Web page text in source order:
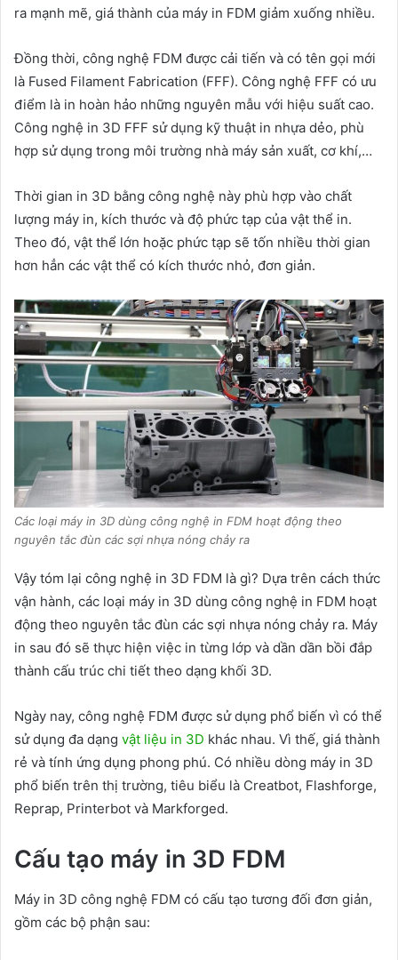
ra mạnh mẽ, giá thành của máy in FDM giảm xuống nhiều.
Đồng thời, công nghệ FDM được cải tiến và có tên gọi mới
là Fused Filament Fabrication (FFF). Công nghệ FFF có ưu
điểm là in hoàn hảo những nguyên mẫu với hiệu suất cao.
Công nghệ in 3D FFF sử dụng kỹ thuật in nhựa dẻo, phù
hợp sử dụng trong môi trường nhà máy sản xuất, cơ khí,…
Thời gian in 3D bằng công nghệ này phù hợp vào chất
lượng máy in, kích thước và độ phức tạp của vật thể in.
Theo đó, vật thể lớn hoặc phức tạp sẽ tốn nhiều thời gian
hơn hẳn các vật thể có kích thước nhỏ, đơn giản.
Các loại máy in 3D dùng công nghệ in FDM hoạt động theo
nguyên tắc đùn các sợi nhựa nóng chảy ra
Vậy tóm lại công nghệ in 3D FDM là gì? Dựa trên cách thức
vận hành, các loại máy in 3D dùng công nghệ in FDM hoạt
động theo nguyên tắc đùn các sợi nhựa nóng chảy ra. Máy
in sau đó sẽ thực hiện việc in từng lớp và dần dần bồi đắp
thành cấu trúc chi tiết theo dạng khối 3D.
Ngày nay, công nghệ FDM được sử dụng phổ biến vì có thể
sử dụng đa dạng vật liệu in 3D khác nhau. Vì thế, giá thành
rẻ và tính ứng dụng phong phú. Có nhiều dòng máy in 3D
phổ biến trên thị trường, tiêu biểu là Creatbot, Flashforge,
Reprap, Printerbot và Markforged.
Cấu tạo máy in 3D FDM
Máy in 3D công nghệ FDM có cấu tạo tương đối đơn giản,
gồm các bộ phận sau: